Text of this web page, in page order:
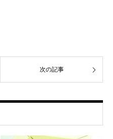
次の記事